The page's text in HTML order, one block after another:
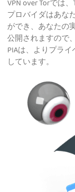
VPN over Torでは
プロバイダはあな
ができ、あなたの
公開されますので
PIAは、よりプラ
しています。